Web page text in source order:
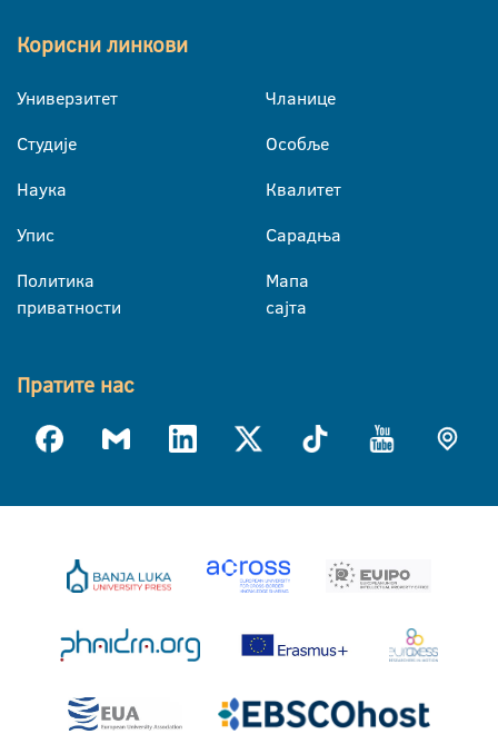
Корисни линкови
Универзитет
Студије
Наука
Упис
Политика
приватности
Чланице
Особље
Квалитет
Сарадња
Мапа
сајта
Пратите нас